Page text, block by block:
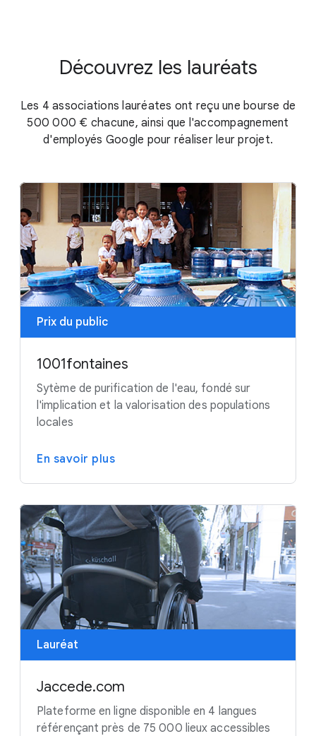
Découvrez les lauréats
Les 4 associations lauréates ont reçu une bourse de
500 000 € chacune,ainsi que l'accompagnement
d'employés Google pour réaliser leur projet.
Prix du public
1001fontaines
Sytème de purification de l'eau, fondé sur
l'implication et la valorisation des populations
locales
En savoir plus
Lauréat
Jaccede.com
Plateforme en ligne disponible en 4 langues
référençant près de 75 000 lieux accessibles